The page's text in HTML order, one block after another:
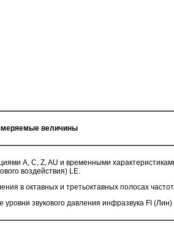
величины
А, С, Z, AU и временными
воздействия) LE.
в октавных и третьоктавных полосах
звукового давления инфразвука FI (Лин)